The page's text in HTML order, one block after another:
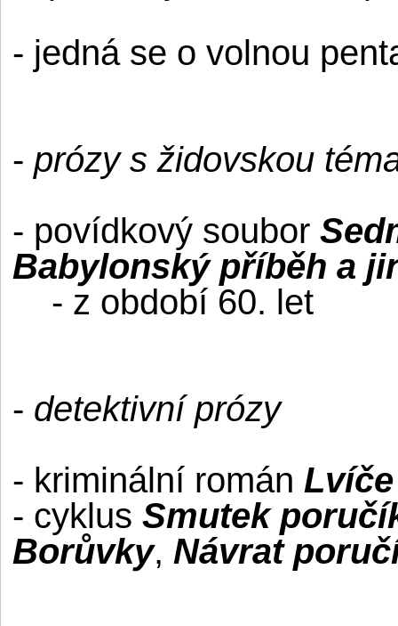
- jedná se o volnou
- prózy s židovskou
- povídkový soubor
Babylonský příběh a
- z období 60. let
- detektivní prózy
- kriminální román Lvíče
- cyklus Smutek
Borůvky, Návrat